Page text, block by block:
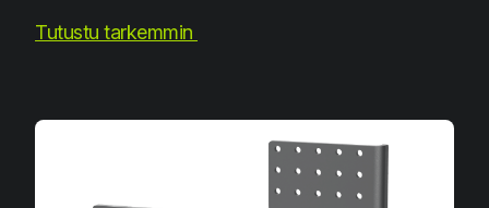
Tutustu tarkemmin